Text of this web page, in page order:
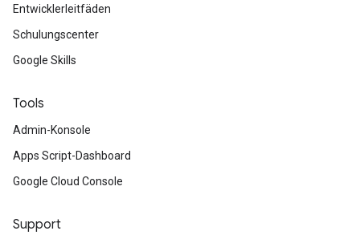
Entwicklerleitfäden
Schulungscenter
Google Skills
Tools
Admin-Konsole
Apps Script-Dashboard
Google Cloud Console
Support